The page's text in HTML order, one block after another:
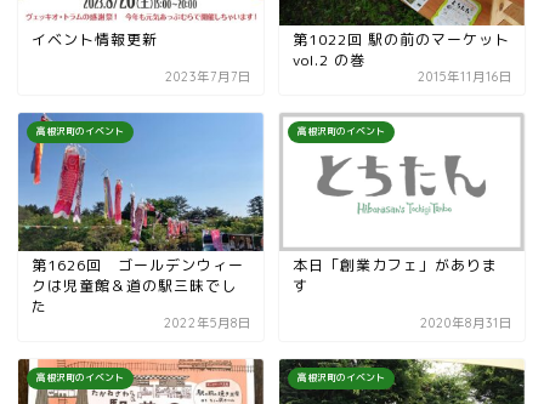
イベント情報更新
2023年7月7日
第1022回 駅の前のマーケット
vol.2 の巻
2015年11月16日
高根沢町のイベント
第1626回 ゴールデンウィー
クは児童館＆道の駅三昧でし
た
2022年5月8日
高根沢町のイベント
本日「創業カフェ」がありま
す
2020年8月31日
高根沢町のイベント 高根沢町のイベント